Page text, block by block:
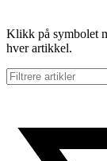
Klikk på symbolet
hver artikkel.